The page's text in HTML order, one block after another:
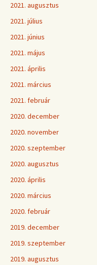
2021. augusztus
2021. július
2021. június
2021. május
2021. április
2021. március
2021. február
2020. december
2020. november
2020. szeptember
2020. augusztus
2020. április
2020. március
2020. február
2019. december
2019. szeptember
2019. augusztus